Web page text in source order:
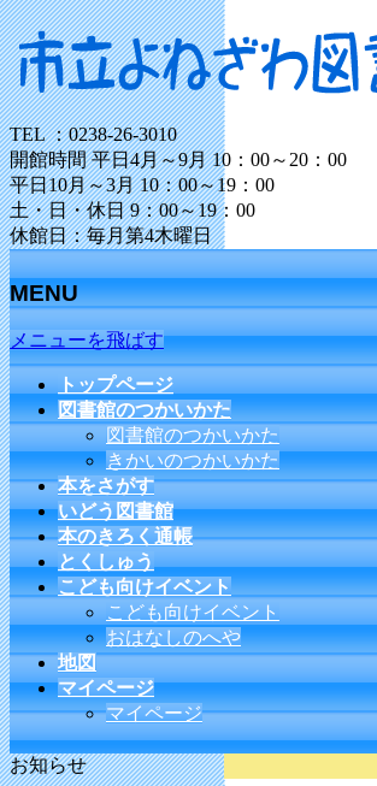
TEL ：0238-26-3010
開館時間 平日4月～9月 10：00～20：00
平日10月～3月 10：00～19：00
土・日・休日 9：00～19：00
休館日：毎月第4木曜日
MENU
メニューを飛ばす
トップページ
図書館のつかいかた
図書館のつかいかた
きかいのつかいかた
本をさがす
いどう図書館
本のきろく通帳
とくしゅう
こども向けイベント
こども向けイベント
おはなしのへや
地図
マイページ
マイページ
お知らせ